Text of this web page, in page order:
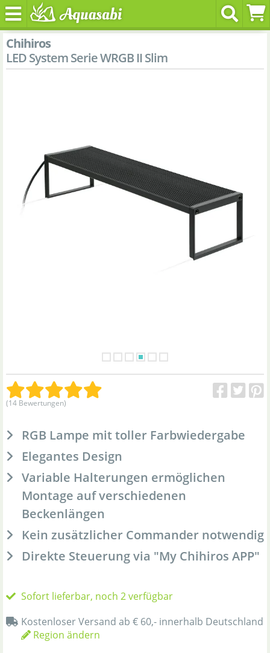
Chihiros
LED System Serie WRGB II Slim
(14 Bewertungen)
RGB Lampe mit toller Farbwiedergabe
Elegantes Design
Variable Halterungen ermöglichen
Montage auf verschiedenen
Beckenlängen
Kein zusätzlicher Commander notwendig
Direkte Steuerung via "My Chihiros APP"
Sofort lieferbar, noch 2 verfügbar
Kostenloser Versand ab € 60,- innerhalb Deutschland
Region ändern